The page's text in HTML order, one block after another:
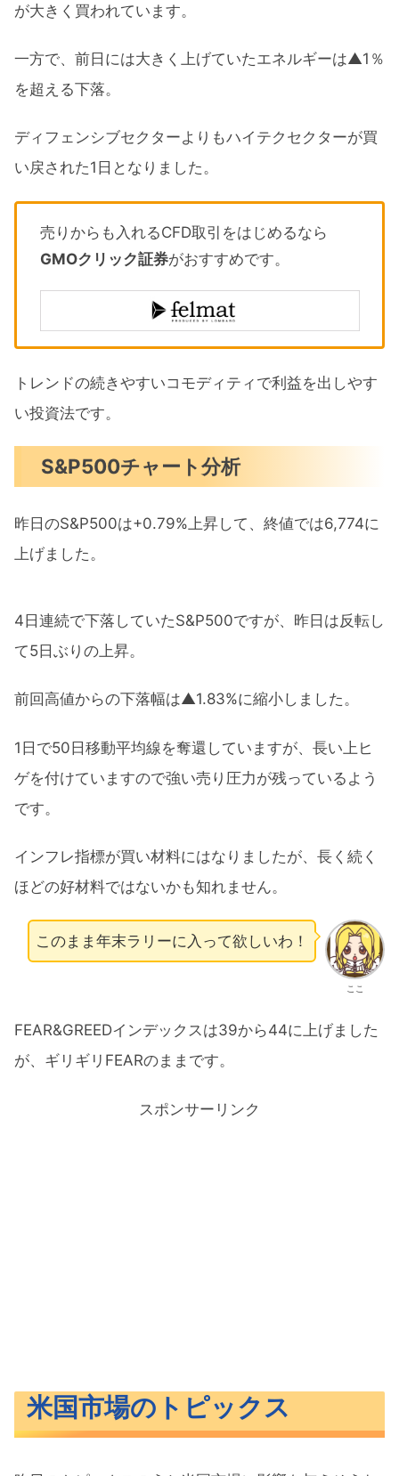
が大きく買われています。
一方で、前日には大きく上げていたエネルギーは▲1％
を超える下落。
ディフェンシブセクターよりもハイテクセクターが買
い戻された1日となりました。
売りからも入れるCFD取引をはじめるなら
GMOクリック証券がおすすめです。
トレンドの続きやすいコモディティで利益を出しやす
い投資法です。
S&P500チャート分析
昨日のS&P500は+0.79%上昇して、終値では6,774に
上げました。
4日連続で下落していたS&P500ですが、昨日は反転し
て5日ぶりの上昇。
前回高値からの下落幅は▲1.83%に縮小しました。
1日で50日移動平均線を奪還していますが、長い上ヒ
ゲを付けていますので強い売り圧力が残っているよう
です。
インフレ指標が買い材料にはなりましたが、長く続く
ほどの好材料ではないかも知れません。
ここ
このまま年末ラリーに入って欲しいわ！
FEAR&GREEDインデックスは39から44に上げました
が、ギリギリFEARのままです。
スポンサーリンク
米国市場のトピックス